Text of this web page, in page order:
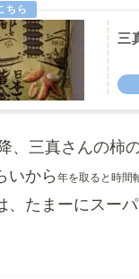
三
、三真さんの柿
いから 年を取ると時間
、たまーにスー